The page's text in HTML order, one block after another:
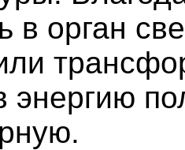
в орган
энергию